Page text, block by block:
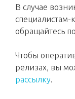
В случае
специалистам-
обращайтесь
Чтобы
релизах, вы
рассылку.